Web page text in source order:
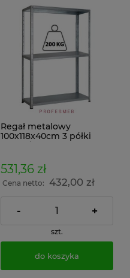
Regał metalowy
100x118x40cm 3 półki
dokumenty w archiwum i
do magazynu
531,36 zł
Cena netto: 432,00 zł
- +
szt.
do koszyka